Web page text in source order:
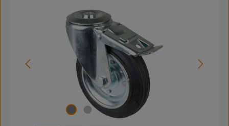
Bildergalerie überspringen